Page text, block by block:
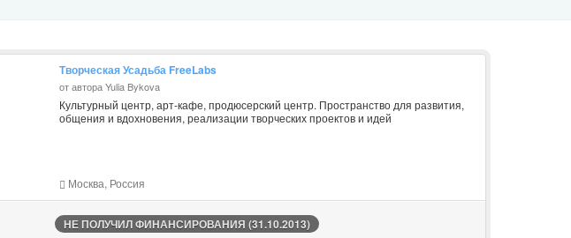
Творческая Усадьба FreeLabs
от автора Yulia Bykova
Культурный центр, арт-кафе, продюсерский центр. Пространство для развития,
общения и вдохновения, реализации творческих проектов и идей
Москва, Россия
НЕ ПОЛУЧИЛ ФИНАНСИРОВАНИЯ (31.10.2013)